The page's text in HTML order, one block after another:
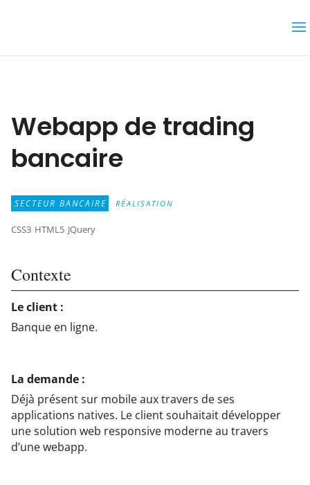
Webapp de trading
bancaire
SECTEUR BANCAIRE RÉALISATION
CSS3 HTML5 JQuery
Contexte
Le client :
Banque en ligne.
La demande :
Déjà présent sur mobile aux travers de ses
applications natives. Le client souhaitait développer
une solution web responsive moderne au travers
d’une webapp.